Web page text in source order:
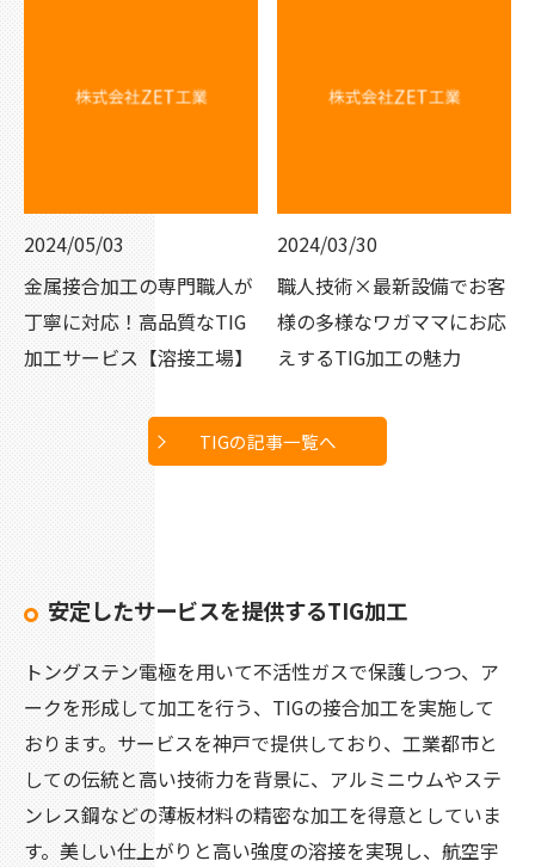
2024/05/03
金属接合加工の専門職人が
丁寧に対応！高品質なTIG
加工サービス【溶接工場】
2024/03/30
職人技術×最新設備でお客
様の多様なワガママにお応
えするTIG加工の魅力
TIGの記事一覧へ
安定したサービスを提供するTIG加工
トングステン電極を用いて不活性ガスで保護しつつ、ア
ークを形成して加工を行う、TIGの接合加工を実施して
おります。サービスを神戸で提供しており、工業都市と
しての伝統と高い技術力を背景に、アルミニウムやステ
ンレス鋼などの薄板材料の精密な加工を得意としていま
す。美しい仕上がりと高い強度の溶接を実現し、航空宇